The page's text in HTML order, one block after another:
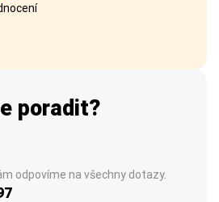
poradit?
odpovíme na všechny dotazy.